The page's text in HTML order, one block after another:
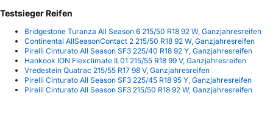
Testsieger Reifen
Bridgestone Turanza All Season 6 215/50 R18 92 W, Ganzjahresreifen
Continental AllSeasonContact 2 215/50 R18 92 W, Ganzjahresreifen
Pirelli Cinturato All Season SF3 225/40 R18 92 Y, Ganzjahresreifen
Hankook ION Flexclimate IL01 215/55 R18 99 V, Ganzjahresreifen
Vredestein Quatrac 215/55 R17 98 V, Ganzjahresreifen
Pirelli Cinturato All Season SF3 225/45 R18 95 Y, Ganzjahresreifen
Pirelli Cinturato All Season SF3 215/50 R18 92 W, Ganzjahresreifen